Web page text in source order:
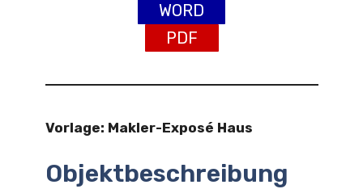
WORD
PDF
Vorlage: Makler-Exposé Haus
Objektbeschreibung